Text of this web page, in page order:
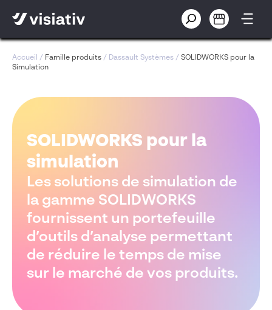
Accueil / Famille produits / Dassault Systèmes / SOLIDWORKS pour la
Simulation
SOLIDWORKS pour la
simulation
Les solutions de simulation de
la gamme SOLIDWORKS
fournissent un portefeuille
d’outils d’analyse permettant
de réduire le temps de mise
sur le marché de vos produits.